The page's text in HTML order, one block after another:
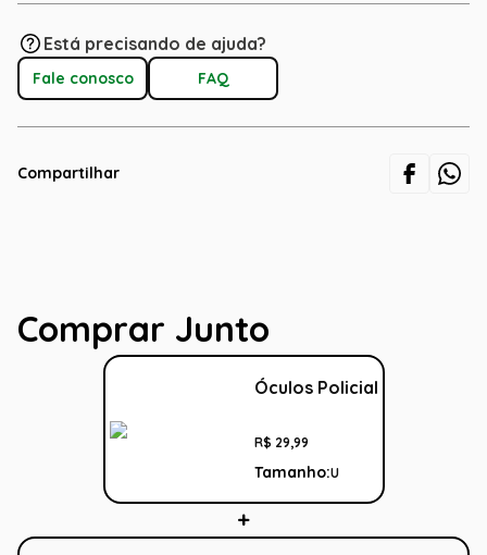
Está precisando de ajuda?
Fale conosco FAQ
Compartilhar
Comprar Junto
Óculos Policial
R$ 29,99
Tamanho:U